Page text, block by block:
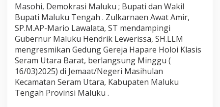
b
e
r
n
u
r
M
a
l
u
k
Masohi, Demokrasi Maluku ; Bupati dan Wakil
Bupati Maluku Tengah . Zulkarnaen Awat Amir,
SP.M.AP-Mario Lawalata, ST mendampingi
Gubernur Maluku Hendrik Lewerissa, SH.LLM
mengresmikan Gedung Gereja Hapare Holoi Klasis
Seram Utara Barat, berlangsung Minggu (
16/03)2025) di Jemaat/Negeri Masihulan
Kecamatan Seram Utara, Kabupaten Maluku
Tengah Provinsi Maluku .